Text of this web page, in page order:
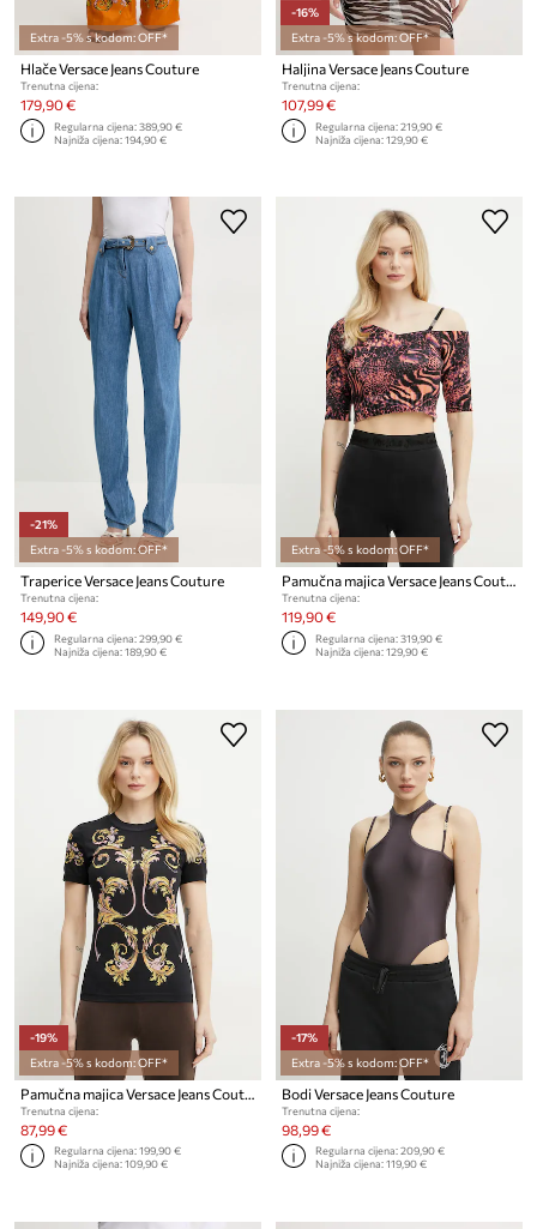
Extra -5% s kodom: OFF*
Hlače Versace Jeans Couture
Trenutna cijena:
179,90 €
Regularna cijena:389,90 €
Najniža cijena:194,90 €
-16%
Extra -5% s kodom: OFF*
Haljina Versace Jeans Couture
Trenutna cijena:
107,99 €
Regularna cijena:219,90 €
Najniža cijena:129,90 €
-21%
Extra -5% s kodom: OFF*
Traperice Versace Jeans Couture
Trenutna cijena:
149,90 €
Regularna cijena:299,90 €
Najniža cijena:189,90 €
Extra -5% s kodom: OFF*
Pamučna majica Versace Jeans Couture
Trenutna cijena:
119,90 €
Regularna cijena:319,90 €
Najniža cijena:129,90 €
-19%
Extra -5% s kodom: OFF*
Pamučna majica Versace Jeans Couture
Trenutna cijena:
87,99 €
Regularna cijena:199,90 €
Najniža cijena:109,90 €
-17%
Extra -5% s kodom: OFF*
Bodi Versace Jeans Couture
Trenutna cijena:
98,99 €
Regularna cijena:209,90 €
Najniža cijena:119,90 €